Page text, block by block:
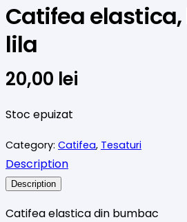
Catifea
lila
20,00 lei
Stoc epuizat
Category: Catifea, Tesaturi
Description
Description
Catifea elastica din bumbac